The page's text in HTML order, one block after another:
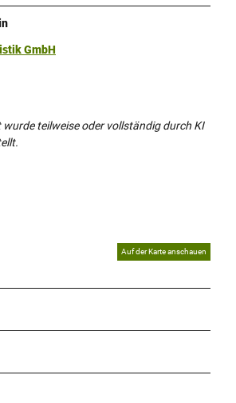
GmbH
wurde teilweise oder vollständig durch KI
Auf der Karte anschauen